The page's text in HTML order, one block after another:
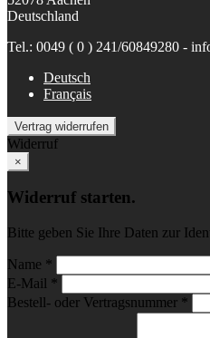
Deutschland
Tel.: 0049 ( 0 ) 241/60849280 -
Deutsch
Français
Vertrag widerrufen
Widerruf
×
Widerruf starten.
Bitte geben Sie Ihre Daten zur
Name *
E-Mail *
Bestell- oder Vertragsnummer *